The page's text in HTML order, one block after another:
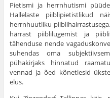
Pietismi ja herrnhutismi
Hallelaste piiblipietistlikud
herrnhuutliku
härrast piiblilugemist ja
tähenduse nende
suhendas oma
pühakirjaks hinnatud
vennad ja õed kõnetlesid
elus.